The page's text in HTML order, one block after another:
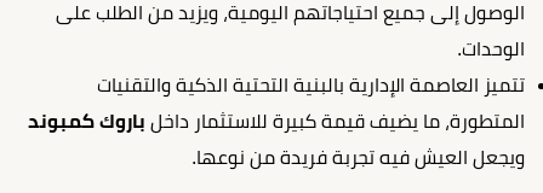
الوصول إلى جميع احتياجاتهم اليومية، ويزيد من الطلب على
الوحدات.
تتميز العاصمة الإدارية بالبنية التحتية الذكية والتقنيات
المتطورة، ما يضيف قيمة كبيرة للاستثمار داخل باروك كمبوند
ويجعل العيش فيه تجربة فريدة من نوعها.